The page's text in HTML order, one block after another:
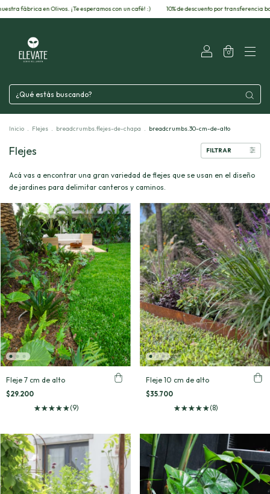
en Olivos. ¡Te esperamos con un café! :) 10% de descuento por transferencia bancaria.
0
Inicio . Flejes . breadcrumbs.flejes-de-chapa . breadcrumbs.30-cm-de-alto
Flejes FILTRAR
Acá vas a encontrar una gran variedad de flejes que se usan en el diseño
de jardines para delimitar canteros y caminos.
Fleje 7 cm de alto
$29.200
(9)
Fleje 10 cm de alto
$35.700
(8)